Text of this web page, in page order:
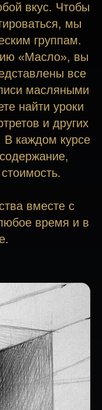
вкус. Чтобы
мы
группам.
«Масло», вы
все
масляными
найти уроки
и других
В каждом курсе
вместе с
время и в